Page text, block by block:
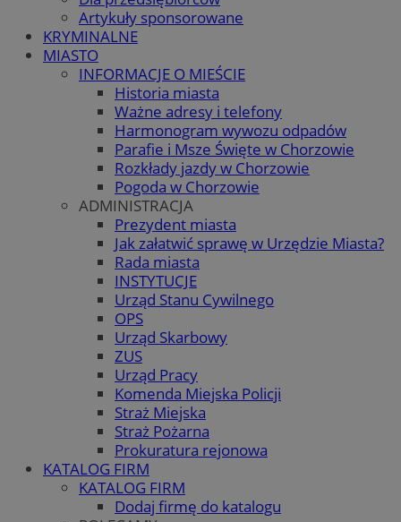
Artykuły sponsorowane
KRYMINALNE
MIASTO
INFORMACJE O MIEŚCIE
Historia miasta
Ważne adresy i telefony
Harmonogram wywozu odpadów
Parafie i Msze Święte w Chorzowie
Rozkłady jazdy w Chorzowie
Pogoda w Chorzowie
ADMINISTRACJA
Prezydent miasta
Jak załatwić sprawę w Urzędzie Miasta?
Rada miasta
INSTYTUCJE
Urząd Stanu Cywilnego
OPS
Urząd Skarbowy
ZUS
Urząd Pracy
Komenda Miejska Policji
Straż Miejska
Straż Pożarna
Prokuratura rejonowa
KATALOG FIRM
KATALOG FIRM
Dodaj firmę do katalogu